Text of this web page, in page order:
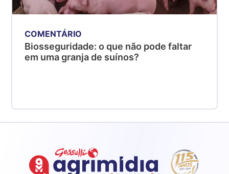
COMENTÁRIO
Biosseguridade: o que não pode faltar
em uma granja de suínos?